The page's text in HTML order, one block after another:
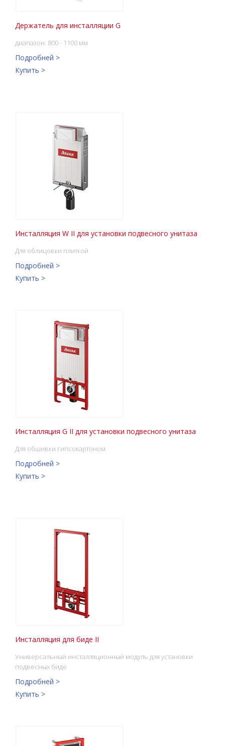
Держатель для инсталляции G
диапазон: 800 - 1100 мм
Подробней >
Купить >
Инсталляция W II для установки подвесного унитаза
Для облицовки плиткой
Подробней >
Купить >
Инсталляция G II для установки подвесного унитаза
Для обшивки гипсокартоном
Подробней >
Купить >
Инсталляция для биде II
Универсальный инсталляционный модуль для установки
подвесных биде
Подробней >
Купить >